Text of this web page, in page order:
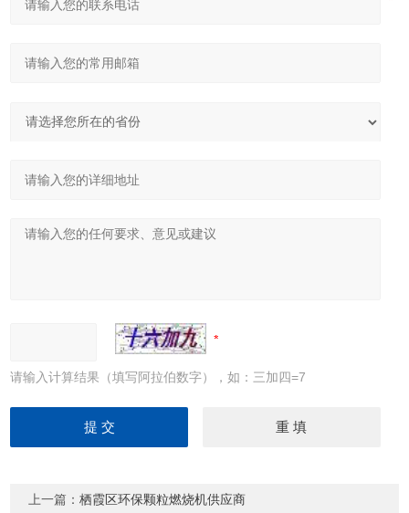
请输入计算结果（填写阿拉伯数字），如：三加四=7
上一篇：栖霞区环保颗粒燃烧机供应商